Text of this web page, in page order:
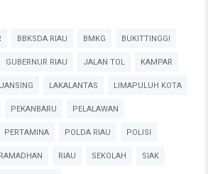
BBKSDA RIAU BMKG BUKITTINGGI
GUBERNUR RIAU JALAN TOL KAMPAR
LAKALANTAS LIMAPULUH KOTA
PEKANBARU PELALAWAN
PERTAMINA POLDA RIAU POLISI
RAMADHAN RIAU SEKOLAH SIAK